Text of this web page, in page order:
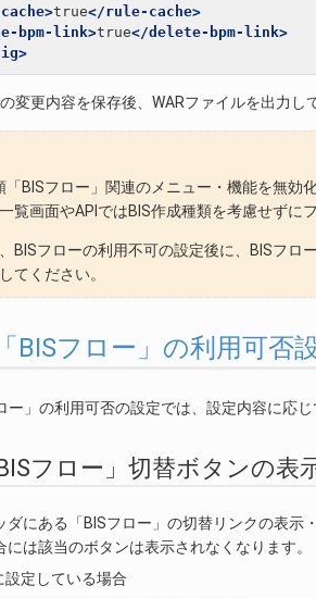
true</rule-cache>
bpm-link>true</delete-bpm-link>
変更内容を保存後、WARファイルを出力し
「BISフロー」関連のメニュー・機能を無
覧画面やAPIではBIS作成種類を考慮せずに
BISフローの利用不可の設定後に、BISフ
てください。
BISフロー」の利用可否
ー」の利用可否の設定では、設定内容に応
フロー」切替ボタンの表
ダにある「BISフロー」の切替リンクの表示
には該当のボタンは表示されなくなります。
設定している場合